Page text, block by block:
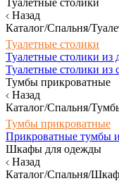
Туалетные столики
Назад
Каталог/Спальня/
Туалетные столики
Туалетные столики из
Туалетные столики из
Тумбы прикроватные
Назад
Каталог/Спальня/
Тумбы прикроватные
Прикроватные тумбы
Шкафы для одежды
Назад
Каталог/Спальня/